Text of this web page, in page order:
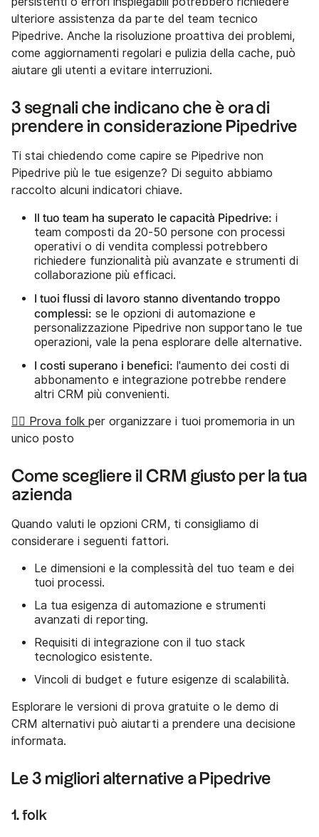
ulteriore assistenza da parte del team tecnico
Pipedrive. Anche la risoluzione proattiva dei problemi,
come aggiornamenti regolari e pulizia della cache, può
aiutare gli utenti a evitare interruzioni.
3 segnali che indicano che è ora di
prendere in considerazione Pipedrive
Ti stai chiedendo come capire se Pipedrive non
Pipedrive più le tue esigenze? Di seguito abbiamo
raccolto alcuni indicatori chiave.
Il tuo team ha superato le capacità Pipedrive: i
team composti da 20-50 persone con processi
operativi o di vendita complessi potrebbero
richiedere funzionalità più avanzate e strumenti di
collaborazione più efficaci.
I tuoi flussi di lavoro stanno diventando troppo
complessi: se le opzioni di automazione e
personalizzazione Pipedrive non supportano le tue
operazioni, vale la pena esplorare delle alternative.
I costi superano i benefici: l'aumento dei costi di
abbonamento e integrazione potrebbe rendere
altri CRM più convenienti.
👉🏼 Prova folk per organizzare i tuoi promemoria in un
unico posto
Come scegliere il CRM giusto per la tua
azienda
Quando valuti le opzioni CRM, ti consigliamo di
considerare i seguenti fattori.
Le dimensioni e la complessità del tuo team e dei
tuoi processi.
La tua esigenza di automazione e strumenti
avanzati di reporting.
Requisiti di integrazione con il tuo stack
tecnologico esistente.
Vincoli di budget e future esigenze di scalabilità.
Esplorare le versioni di prova gratuite o le demo di
CRM alternativi può aiutarti a prendere una decisione
informata.
Le 3 migliori alternative a Pipedrive
1. folk